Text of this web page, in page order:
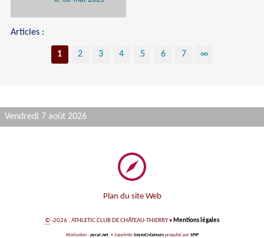
Articles :
1 2 3 4 5 6 7 ∞
Vendredi 7 août 2026
Plan du site Web
©-2026 , ATHLETIC CLUB DE CHÂTEAU-THIERRY• Mentions légales
Réalisation : pyrat.net •Squelette SoyezCréateurspropulsé par SPIP